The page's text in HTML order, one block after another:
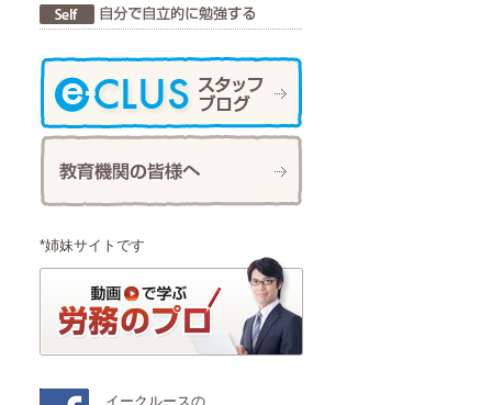
*姉妹サイトです
イークルースの